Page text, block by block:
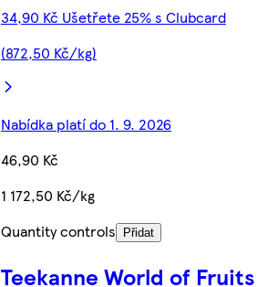
34,90 Kč Ušetřete 25% s Clubcard
(872,50 Kč/kg)
Nabídka platí do 1. 9. 2026
46,90 Kč
1 172,50 Kč/kg
Quantity controls
Přidat
Teekanne World of Fruits